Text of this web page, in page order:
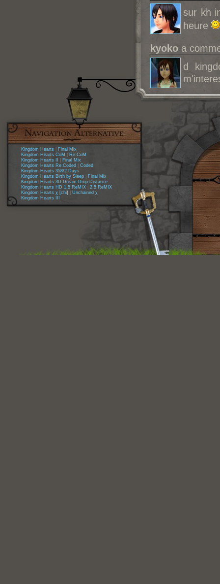
sur kh
heure
kyoko a
d
Kingdom Hearts
Final Mix
Kingdom Hearts CoM
Re:CoM
Kingdom Hearts II
Final Mix
Kingdom Hearts Re:Coded
Coded
Kingdom Hearts 358/2 Days
Kingdom Hearts Birth by Sleep
Final Mix
Kingdom Hearts 3D Dream Drop Distance
Kingdom Hearts HD 1.5 ReMIX
2.5 ReMIX
Kingdom Hearts χ [chi]
Unchained χ
Kingdom Hearts III